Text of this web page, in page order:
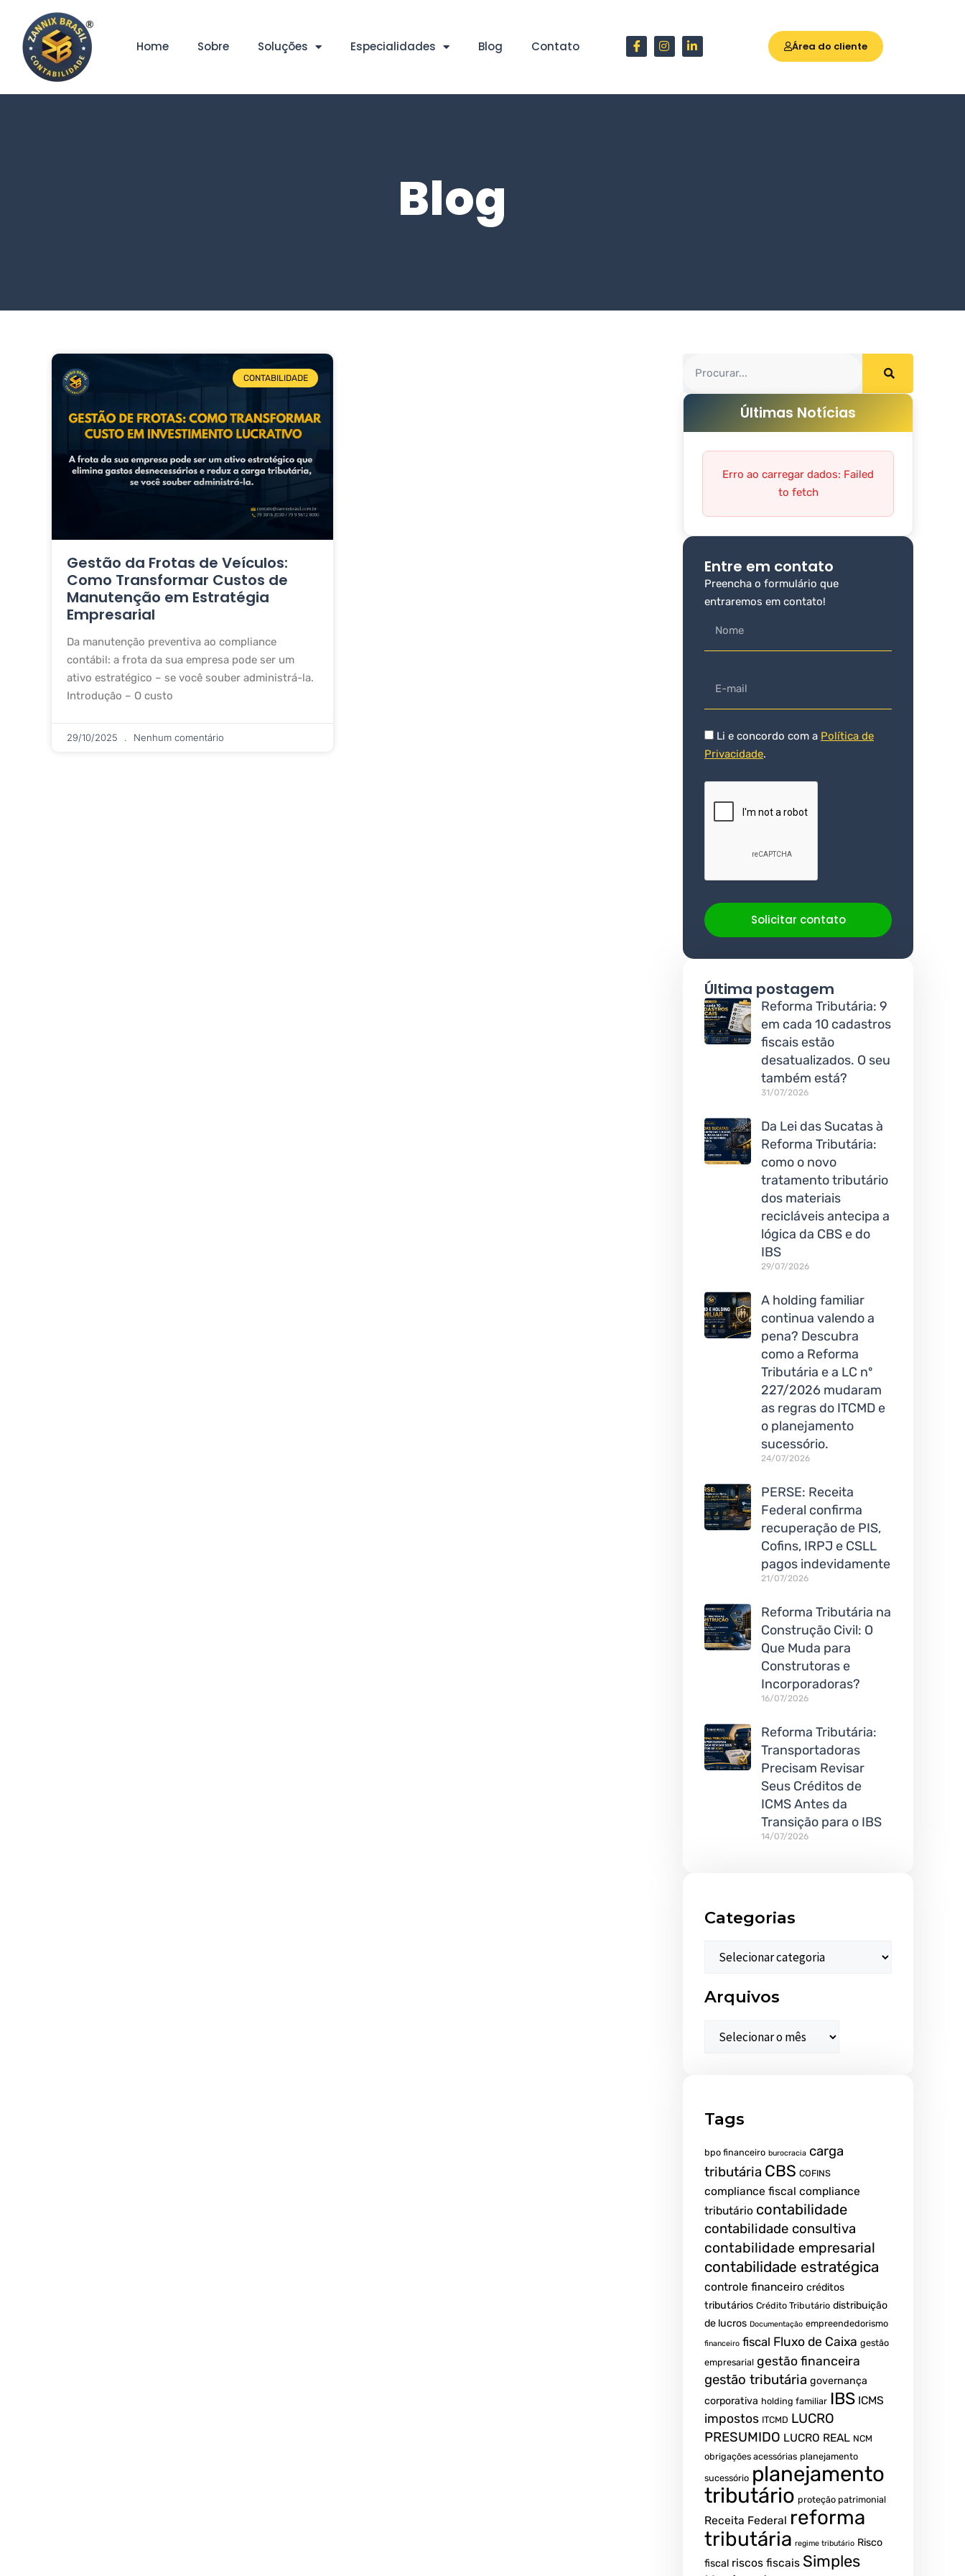
Home Sobre Soluções Especialidades Blog Contato Área do cliente
Blog
CONTABILIDADE
Gestão da Frotas de Veículos:
Como Transformar Custos de
Manutenção em Estratégia
Empresarial
Da manutenção preventiva ao compliance
contábil: a frota da sua empresa pode ser um
ativo estratégico – se você souber administrá-la.
Introdução – O custo
29/10/2025 Nenhum comentário
Últimas Notícias
Erro ao carregar dados: Failed
to fetch
Entre em contato
Preencha o formulário que
entraremos em contato!
Li e concordo com a Política de
Privacidade.
Solicitar contato
Última postagem
Reforma Tributária: 9
em cada 10 cadastros
fiscais estão
desatualizados. O seu
também está?
31/07/2026
Da Lei das Sucatas à
Reforma Tributária:
como o novo
tratamento tributário
dos materiais
recicláveis antecipa a
lógica da CBS e do
IBS
29/07/2026
A holding familiar
continua valendo a
pena? Descubra
como a Reforma
Tributária e a LC nº
227/2026 mudaram
as regras do ITCMD e
o planejamento
sucessório.
24/07/2026
PERSE: Receita
Federal confirma
recuperação de PIS,
Cofins, IRPJ e CSLL
pagos indevidamente
21/07/2026
Reforma Tributária na
Construção Civil: O
Que Muda para
Construtoras e
Incorporadoras?
16/07/2026
Reforma Tributária:
Transportadoras
Precisam Revisar
Seus Créditos de
ICMS Antes da
Transição para o IBS
14/07/2026
Categorias
Arquivos
Tags
bpo financeiro burocracia carga
tributária CBS COFINS
compliance fiscal compliance
tributário contabilidade
contabilidade consultiva
contabilidade empresarial
contabilidade estratégica
controle financeiro créditos
tributários Crédito Tributário distribuição
de lucros Documentação empreendedorismo
financeiro fiscal Fluxo de Caixa gestão
empresarial gestão financeira
gestão tributária governança
corporativa holding familiar IBS ICMS
impostos ITCMD LUCRO
PRESUMIDO LUCRO REAL NCM
obrigações acessórias planejamento
sucessório planejamento
tributário proteção patrimonial
Receita Federal reforma
tributária regime tributário Risco
fiscal riscos fiscais Simples